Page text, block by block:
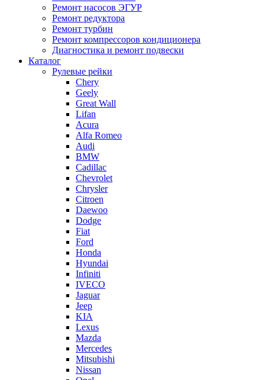
Ремонт насосов ЭГУР
Ремонт редуктора
Ремонт турбин
Ремонт компрессоров кондиционера
Диагностика и ремонт подвески
Каталог
Рулевые рейки
Chery
Geely
Great Wall
Lifan
Acura
Alfa Romeo
Audi
BMW
Cadillac
Chevrolet
Chrysler
Citroen
Daewoo
Dodge
Fiat
Ford
Honda
Hyundai
Infiniti
IVECO
Jaguar
Jeep
KIA
Lexus
Mazda
Mercedes
Mitsubishi
Nissan